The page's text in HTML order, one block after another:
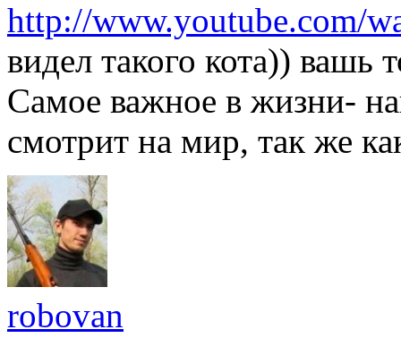
http://www.youtube.com/
видел такого кота)) вашь
Самое важное в жизни-
смотрит на мир, так же
robovan